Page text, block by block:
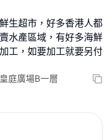
生超市，好多香港人都
水產區域，有好多海鮮
工，如要加工就要另付
庭廣場B一層